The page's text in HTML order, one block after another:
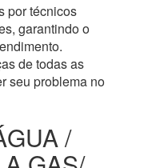
por técnicos
garantindo o
de todas as
seu problema no
/